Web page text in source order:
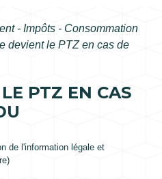
- Impôts - Consommation
devient le PTZ en cas de
PTZ EN CAS
de l'information légale et